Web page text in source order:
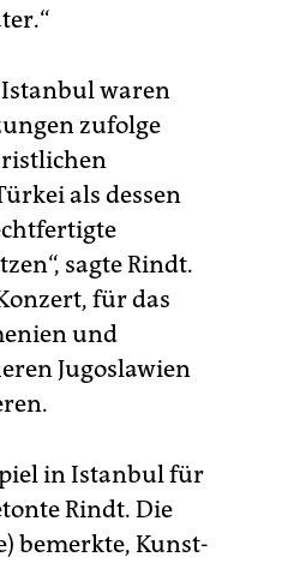
waren
zufolge
als dessen
sagte Rindt.
für das
und
Jugoslawien
in Istanbul für
Rindt. Die
bemerkte, Kunst-